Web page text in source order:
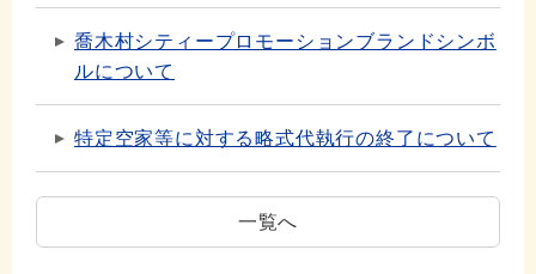
喬木村シティープロモーションブランドシンボ
ルについて
特定空家等に対する略式代執行の終了について
一覧へ